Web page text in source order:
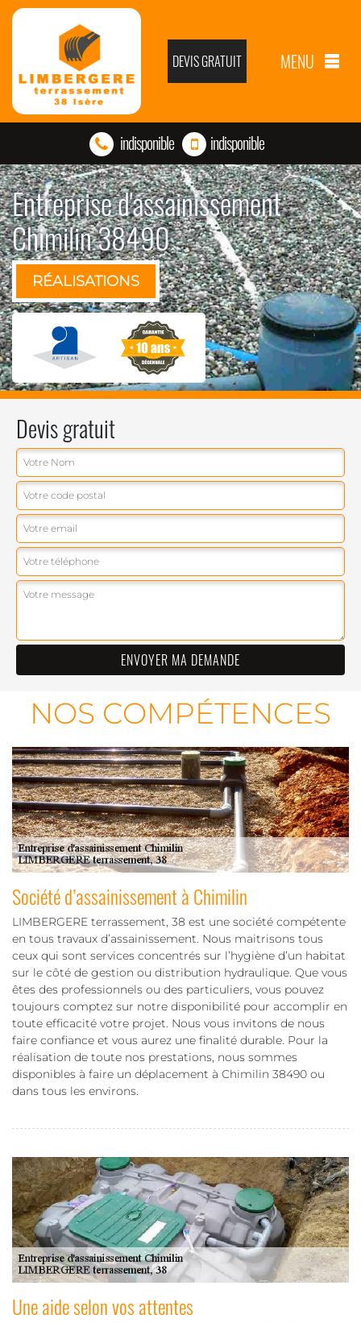
DEVIS GRATUIT MENU
indisponible indisponible
Entreprise d'assainissement
Chimilin 38490
RÉALISATIONS
Devis gratuit
NOS COMPÉTENCES
Société d’assainissement à Chimilin
LIMBERGERE terrassement, 38 est une société compétente
en tous travaux d’assainissement. Nous maitrisons tous
ceux qui sont services concentrés sur l’hygiène d’un habitat
sur le côté de gestion ou distribution hydraulique. Que vous
êtes des professionnels ou des particuliers, vous pouvez
toujours comptez sur notre disponibilité pour accomplir en
toute efficacité votre projet. Nous vous invitons de nous
faire confiance et vous aurez une finalité durable. Pour la
réalisation de toute nos prestations, nous sommes
disponibles à faire un déplacement à Chimilin 38490 ou
dans tous les environs.
Une aide selon vos attentes